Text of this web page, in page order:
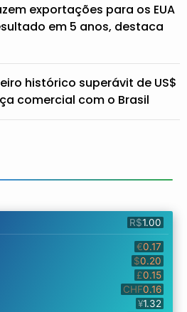
exportações para os EUA
em 5 anos, destaca
histórico superávit de US$
comercial com o Brasil